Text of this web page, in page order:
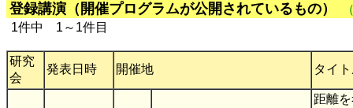
登録講演（開催プログラムが公開されているもの）
1件中 1～1件目
研究
会
発表日時 開催地 タイ
距離